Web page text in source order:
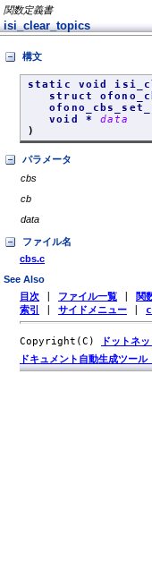
関数定義書
isi_clear_topics
構文
static void
struct
void *data
)
パラメータ
cbs
cb
data
ファイル名
cbs.c
See Also
目次 ファイル一覧 関
索引
サイドメニュー
Copyright(C) ドットネ
ドキュメント自動生成ツー